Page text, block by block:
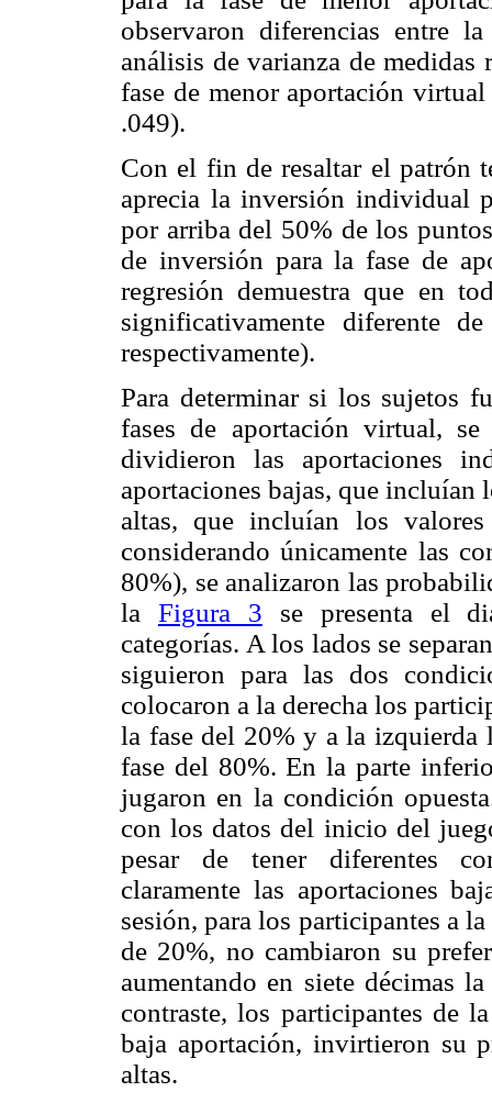
observaron diferencias entre
análisis de varianza de
fase de menor aportación
.049).
Con el fin de resaltar el patrón
aprecia la inversión individual
por arriba del 50% de los
de inversión para la fase de
regresión demuestra que en
significativamente diferente
respectivamente).
Para determinar si los sujetos
fases de aportación virtual,
dividieron las aportaciones
aportaciones bajas, que incluían
altas, que incluían los
considerando únicamente las
80%), se analizaron las
la Figura 3 se presenta el
categorías. A los lados se
siguieron para las dos
colocaron a la derecha los
la fase del 20% y a la izquierda
fase del 80%. En la parte
jugaron en la condición
con los datos del inicio del
pesar de tener diferentes
claramente las aportaciones
sesión, para los participantes a
de 20%, no cambiaron su
aumentando en siete décimas
contraste, los participantes de
baja aportación, invirtieron su
altas.